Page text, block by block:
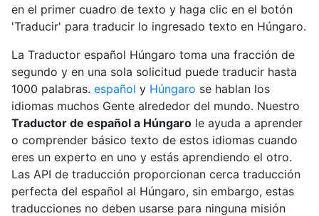
en el primer cuadro de texto y haga clic en el botón
'Traducir' para traducir lo ingresado texto en Húngaro.
La Traductor español Húngaro toma una fracción de
segundo y en una sola solicitud puede traducir hasta
1000 palabras. español y Húngaro se hablan los
idiomas muchos Gente alrededor del mundo. Nuestro
Traductor de español a Húngarole ayuda a aprender
o comprender básico texto de estos idiomas cuando
eres un experto en uno y estás aprendiendo el otro.
Las API de traducción proporcionan cerca traducción
perfecta del español al Húngaro, sin embargo, estas
traducciones no deben usarse para ninguna misión